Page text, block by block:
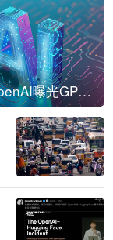
刚刚，OpenAI曝光GPT-6！传10万亿参数，8月强行发布